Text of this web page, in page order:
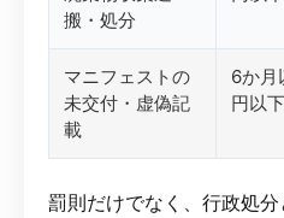
搬・処分
マニフェストの
未交付・虚偽記
載
6か月
円以
罰則だけでなく、行政処分